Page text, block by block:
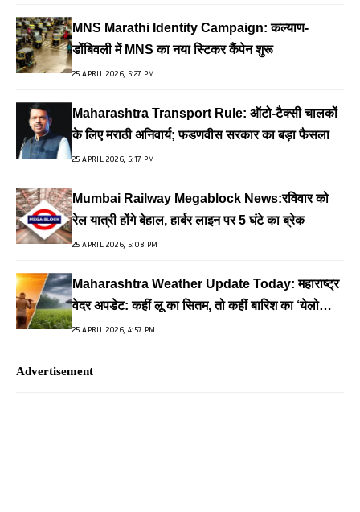
MNS Marathi Identity Campaign: कल्याण-
डोंबिवली में MNS का नया स्टिकर कैंपेन शुरू
25 APRIL 2026, 5:27 PM
Maharashtra Transport Rule: ऑटो-टैक्सी चालकों
के लिए मराठी अनिवार्य; फडणवीस सरकार का बड़ा फैसला
25 APRIL 2026, 5:17 PM
Mumbai Railway Megablock News:रविवार को
रेल यात्री होंगे बेहाल, हार्बर लाइन पर 5 घंटे का ब्रेक
25 APRIL 2026, 5:08 PM
Maharashtra Weather Update Today: महाराष्ट्र
वेदर अपडेट: कहीं लू का सितम, तो कहीं बारिश का ‘येलो
अलर्ट’
25 APRIL 2026, 4:57 PM
Advertisement